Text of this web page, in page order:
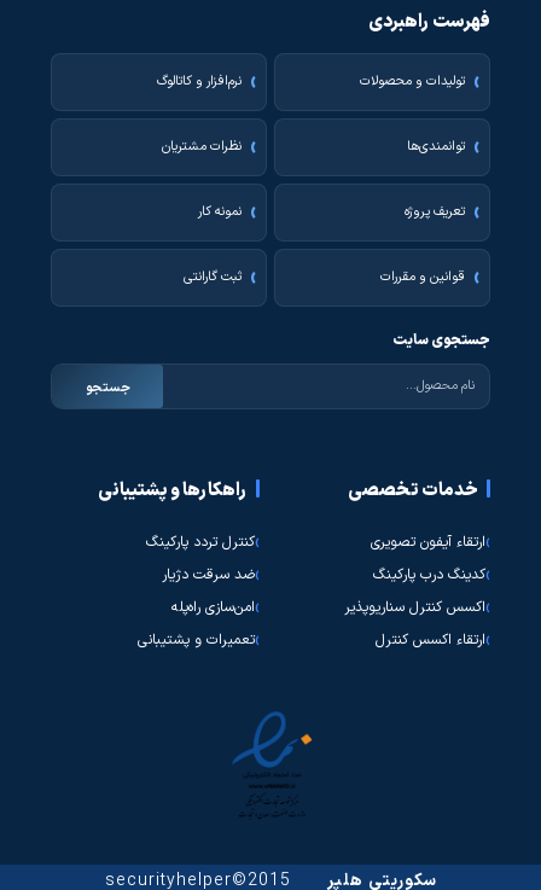
فهرست راهبردی
تولیدات و محصولات نرم‌افزار و کاتالوگ
توانمندی‌ها نظرات مشتریان
تعریف پروژه نمونه کار
قوانین و مقررات ثبت گارانتی
جستجوی سایت
جستجو
خدمات تخصصی
ارتقاء آیفون تصویری
کدینگ درب پارکینگ
اکسس کنترل سناریوپذیر
ارتقاء اکسس کنترل
راهکارها و پشتیبانی
کنترل تردد پارکینگ
ضد سرقت دژیار
امن‌سازی راه‌پله
تعمیرات و پشتیبانی
سکوریتی هلپر